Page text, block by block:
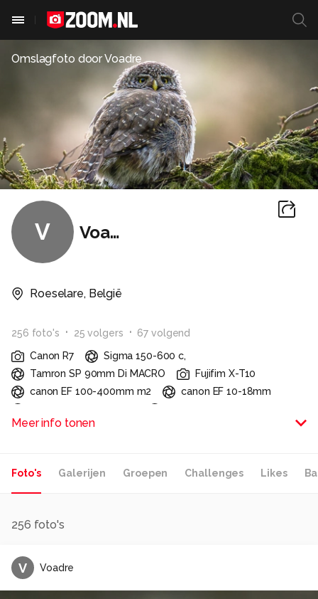
Omslagfoto doorVoadre
V Voadre
Roeselare, België
256 foto's 25 volgers 67 volgend
Canon R7
Sigma 150-600 c,
Tamron SP 90mm Di MACRO
Fujifim X-T10
canon EF 100-400mm m2
canon EF 10-18mm
Meer info tonen
Foto's Galerijen Groepen Challenges Likes
256 foto's
V Voadre